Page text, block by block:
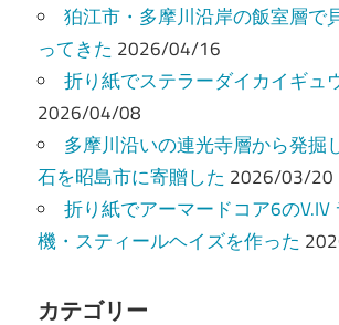
狛江市・多摩川沿岸の飯室層で
ってきた 2026/04/16
折り紙でステラーダイカイギュ
2026/04/08
多摩川沿いの連光寺層から発掘
石を昭島市に寄贈した 2026/03/20
折り紙でアーマードコア6のV.IV
機・スティールヘイズを作った
カテゴリー